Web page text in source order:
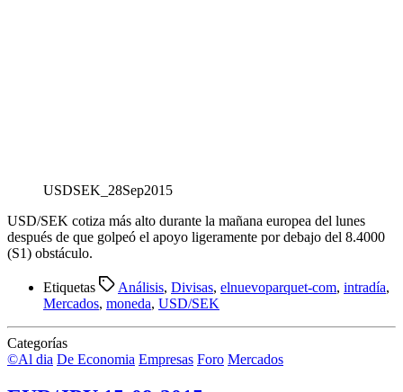
USDSEK_28Sep2015
USD/SEK cotiza más alto durante la mañana europea del lunes
después de que golpeó el apoyo ligeramente por debajo del 8.4000
(S1) obstáculo.
Etiquetas Análisis, Divisas, elnuevoparquet-com, intradía,
Mercados, moneda, USD/SEK
Categorías
©Al dia De Economia Empresas Foro Mercados